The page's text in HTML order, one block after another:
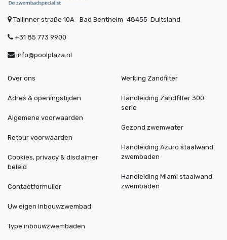
Tallinner straße 10A Bad Bentheim 48455 Duitsland
+31 85 773 9900
info@poolplaza.nl
Over ons
Adres & openingstijden
Algemene voorwaarden
Retour voorwaarden
Cookies, privacy & disclaimer
beleid
Contactformulier
Werking Zandfilter
Handleiding Zandfilter 300
serie
Gezond zwemwater
Handleiding Azuro staalwand
zwembaden
Handleiding Miami staalwand
zwembaden
Uw eigen inbouwzwembad
Type inbouwzwembaden